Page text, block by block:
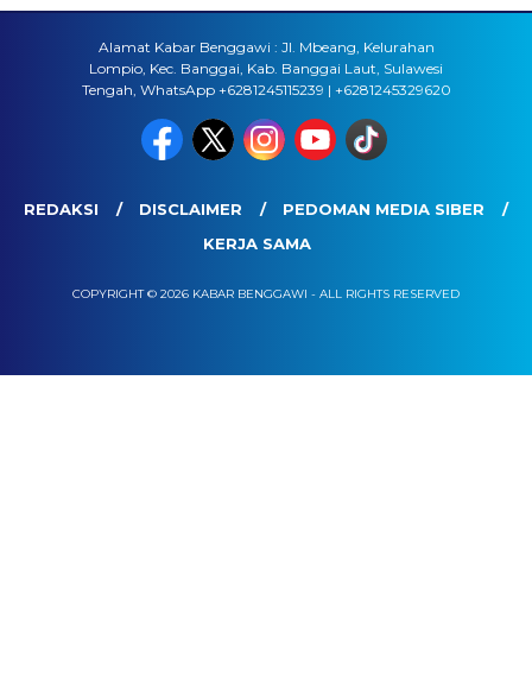
Alamat Kabar Benggawi : Jl. Mbeang, Kelurahan
Lompio, Kec. Banggai, Kab. Banggai Laut, Sulawesi
Tengah, WhatsApp +6281245115239 | +6281245329620
REDAKSI DISCLAIMER
PEDOMAN MEDIA SIBER
KERJA SAMA
COPYRIGHT © 2026 KABAR BENGGAWI - ALL RIGHTS RESERVED